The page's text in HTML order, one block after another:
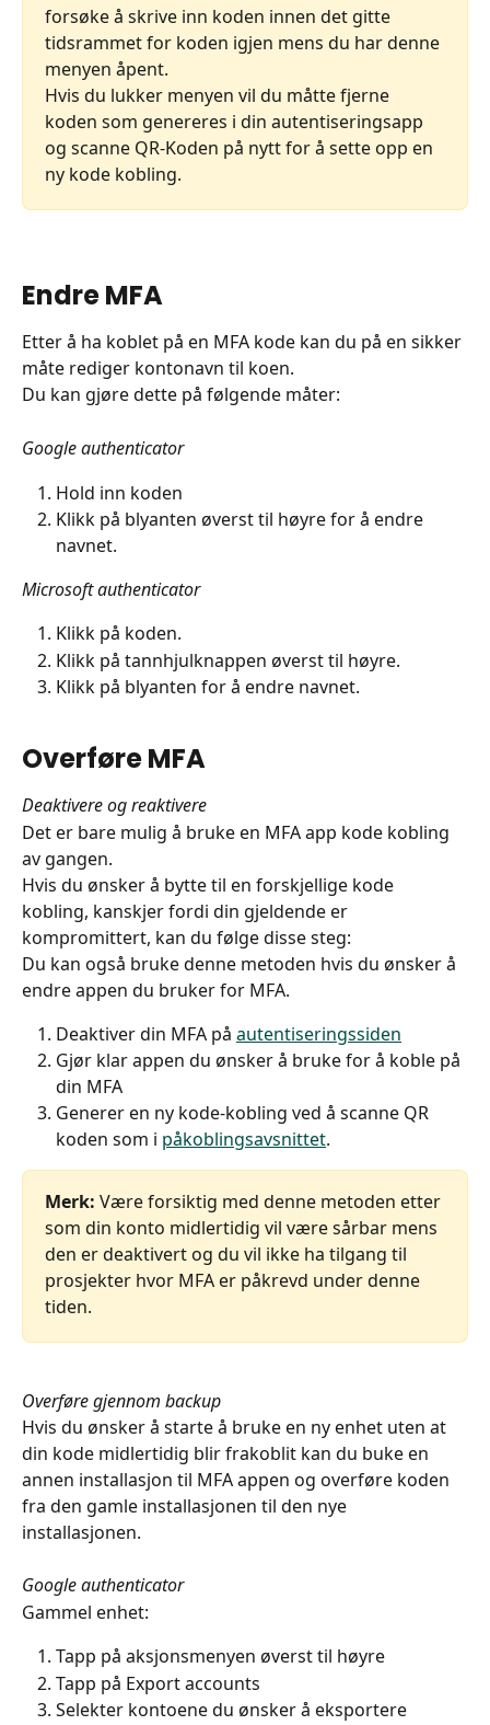
forsøke å skrive inn koden innen det gitte
tidsrammet for koden igjen mens du har denne
menyen åpent.
Hvis du lukker menyen vil du måtte fjerne
koden som genereres i din autentiseringsapp
og scanne QR-Koden på nytt for å sette opp en
ny kode kobling.
Endre MFA
Etter å ha koblet på en MFA kode kan du på en sikker
måte rediger kontonavn til koen.
Du kan gjøre dette på følgende måter:
Google authenticator
Hold inn koden
Klikk på blyanten øverst til høyre for å endre
navnet.
Microsoft authenticator
Klikk på koden.
Klikk på tannhjulknappen øverst til høyre.
Klikk på blyanten for å endre navnet.
Overføre MFA
Deaktivere og reaktivere
Det er bare mulig å bruke en MFA app kode kobling
av gangen.
Hvis du ønsker å bytte til en forskjellige kode
kobling, kanskjer fordi din gjeldende er
kompromittert, kan du følge disse steg:
Du kan også bruke denne metoden hvis du ønsker å
endre appen du bruker for MFA.
Deaktiver din MFA på autentiseringssiden
Gjør klar appen du ønsker å bruke for å koble på
din MFA
Generer en ny kode-kobling ved å scanne QR
koden som i påkoblingsavsnittet.
Merk: Være forsiktig med denne metoden etter
som din konto midlertidig vil være sårbar mens
den er deaktivert og du vil ikke ha tilgang til
prosjekter hvor MFA er påkrevd under denne
tiden.
Overføre gjennom backup
Hvis du ønsker å starte å bruke en ny enhet uten at
din kode midlertidig blir frakoblit kan du buke en
annen installasjon til MFA appen og overføre koden
fra den gamle installasjonen til den nye
installasjonen.
Google authenticator
Gammel enhet:
Tapp på aksjonsmenyen øverst til høyre
Tapp på Export accounts
Selekter kontoene du ønsker å eksportere